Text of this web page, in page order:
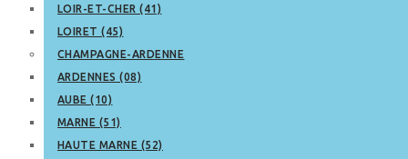
LOIR-ET-CHER (41)
LOIRET (45)
CHAMPAGNE-ARDENNE
ARDENNES (08)
AUBE (10)
MARNE (51)
HAUTE MARNE (52)